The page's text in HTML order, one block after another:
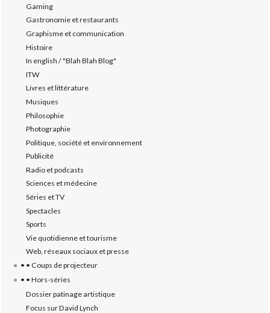
Gaming
Gastronomie et restaurants
Graphisme et communication
Histoire
In english / "Blah Blah Blog"
ITW
Livres et littérature
Musiques
Philosophie
Photographie
Politique, société et environnement
Publicité
Radio et podcasts
Sciences et médecine
Séries et TV
Spectacles
Sports
Vie quotidienne et tourisme
Web, réseaux sociaux et presse
• • Coups de projecteur
• • Hors-séries
Dossier patinage artistique
Focus sur David Lynch